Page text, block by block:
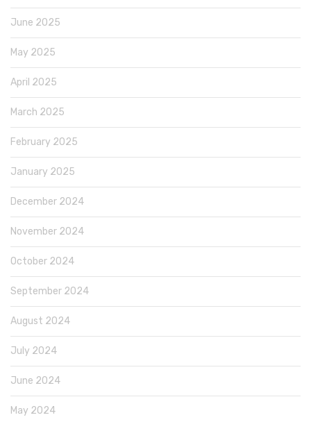
June 2025
May 2025
April 2025
March 2025
February 2025
January 2025
December 2024
November 2024
October 2024
September 2024
August 2024
July 2024
June 2024
May 2024